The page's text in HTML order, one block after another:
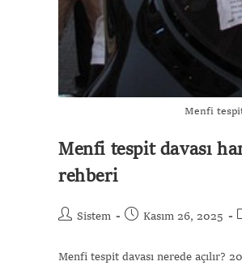
Menfi
Menfi tespit davası
rehberi
Sistem Kasım 26, 2025
Menfi tespit davası nerede açılır?